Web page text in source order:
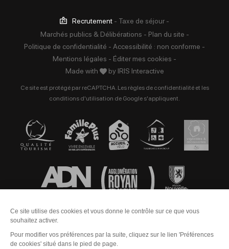
Recrutement - Taxe de séjour -
Marchés publics & Délibérations - Plan du site -
Politique de confidentialité - Accessibilité : non conforme -
Mentions légales - Éditer mes cookies -
Made with
by IRIS Interactive
Ce site est protégé par reCAPTCHA. Les règles de confidentialitéet les
conditions d'utilisation de Google s'appliquent.